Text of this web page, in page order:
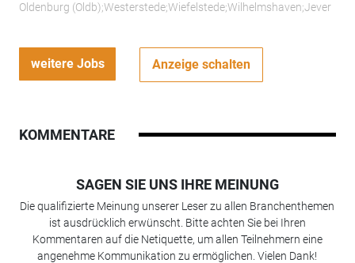
Oldenburg (Oldb);Westerstede;Wiefelstede;Wilhelmshaven;Jever
weitere Jobs Anzeige schalten
KOMMENTARE
SAGEN SIE UNS IHRE MEINUNG
Die qualifizierte Meinung unserer Leser zu allen Branchenthemen
ist ausdrücklich erwünscht. Bitte achten Sie bei Ihren
Kommentaren auf die Netiquette, um allen Teilnehmern eine
angenehme Kommunikation zu ermöglichen. Vielen Dank!